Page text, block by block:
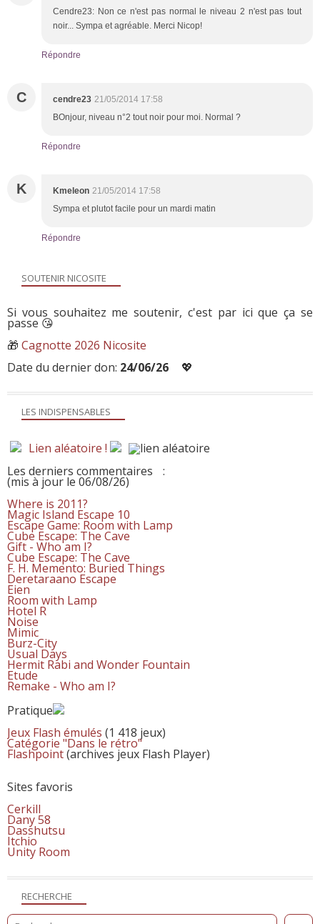
Cendre23: Non ce n'est pas normal le niveau 2 n'est pas tout
noir... Sympa et agréable. Merci Nicop!
Répondre
C cendre23 21/05/2014 17:58
BOnjour, niveau n°2 tout noir pour moi. Normal ?
Répondre
K Kmeleon 21/05/2014 17:58
Sympa et plutot facile pour un mardi matin
Répondre
RECHERCHE
LES INDISPENSABLES
Lien aléatoire !
Les derniers commentaires
:
(mis à jour le 06/08/26)
Where is 2011?
Magic Island Escape 10
Escape Game: Room with Lamp
Cube Escape: The Cave
Gift - Who am I?
Cube Escape: The Cave
F. H. Memento: Buried Things
Deretaraano Escape
Eien
Room with Lamp
Hotel R
Noise
Mimic
Burz-City
Usual Days
Hermit Rabi and Wonder Fountain
Etude
Remake - Who am I?
Pratique
Jeux Flash émulés (1 418 jeux)
Catégorie "Dans le rétro"
Flashpoint(archives jeux Flash Player)
Sites favoris
Cerkill
Dany 58
Dasshutsu
Itchio
Unity Room
SOUTENIR NICOSITE
Si vous souhaitez me soutenir, c'est par ici que ça se
passe 😘
🎁 Cagnotte 2026 Nicosite
Date du dernier don: 24/06/26 💖